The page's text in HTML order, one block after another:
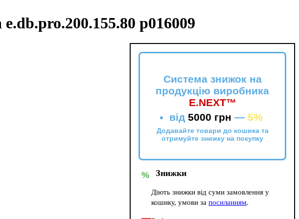
e.db.pro.200.155.80 p016009
Система знижок на
продукцію виробника
E.NEXT™
від5000 грн —5%
Додавайте товари до кошика та
отримуйте знижку на покупку
% Знижки
Діють знижки від суми замовлення у
кошику, умови запосиланням.